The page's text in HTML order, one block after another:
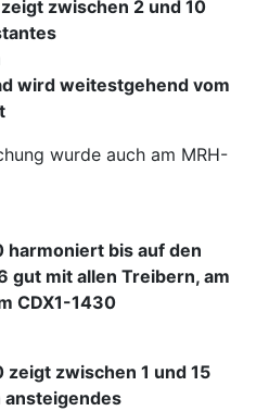
zwischen 2 und 10
wird weitestgehend vom
wurde auch am MRH-
harmoniert bis auf den
gut mit allen Treibern, am
CDX1-1430
zeigt zwischen 1 und 15
ansteigendes